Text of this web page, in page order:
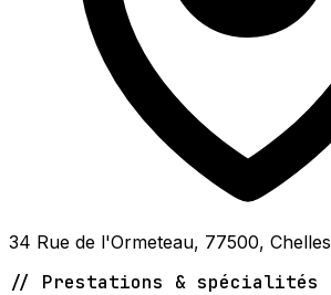
34 Rue de l'Ormeteau, 77500, Chelles
// Prestations & spécialités